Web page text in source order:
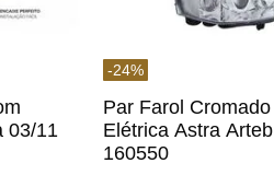
03/11
-24%
Par Farol
Elétrica Astra
160550